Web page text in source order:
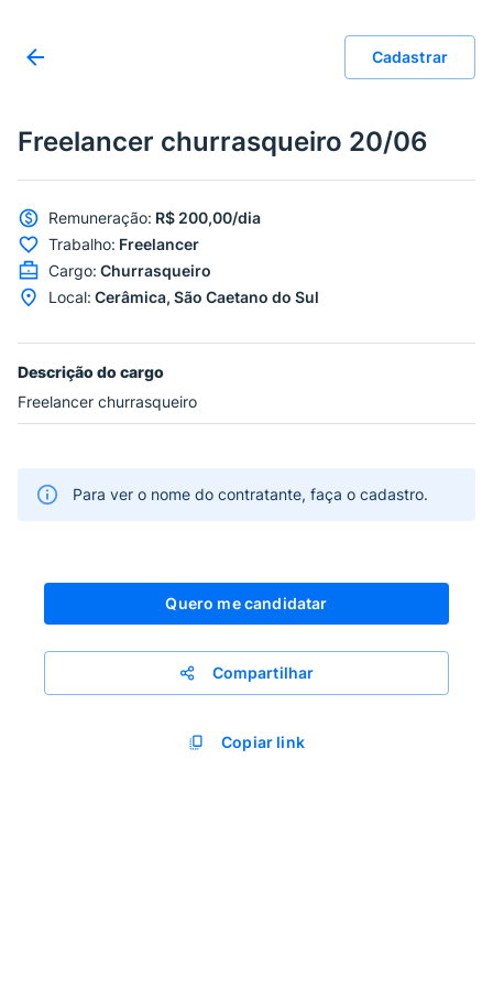
Cadastrar
Freelancer churrasqueiro 20/06
Remuneração: R$ 200,00/dia
Trabalho: Freelancer
Cargo: Churrasqueiro
Local: Cerâmica, São Caetano do Sul
Descrição do cargo
Freelancer churrasqueiro
Para ver o nome do contratante, faça o cadastro.
Quero me candidatar
Compartilhar
Copiar link